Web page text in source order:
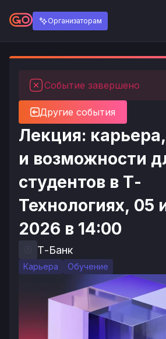
Организаторам
Событие завершено
Другие события
Лекция:
и возможности
студентов в Т-
Технологиях, 05
2026 в 14:00
Т-Банк
Карьера Обучение